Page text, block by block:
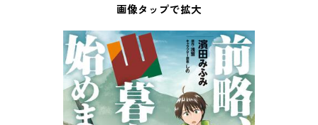
画像タップで拡大